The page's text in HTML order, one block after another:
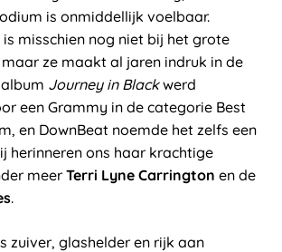
is onmiddellijk voelbaar.
is misschien nog niet bij het grote
ze maakt al jaren indruk in de
Journey in Blackwerd
een Grammy in de categorie Best
en DownBeat noemde het zelfs een
herinneren ons haar krachtige
meer Terri Lyne Carrington en de
.
zuiver, glashelder en rijk aan